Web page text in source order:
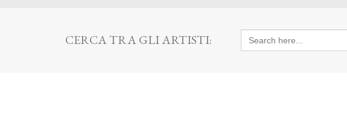
CERCA TRA GLI ARTISTI: Search
for: